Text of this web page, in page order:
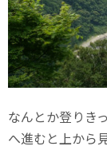
なんとか登りき
へ進むと上から